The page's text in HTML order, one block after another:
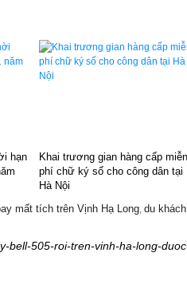
hạn
Khai trương gian hàng cấp
phí chữ ký số cho công dân tại
Hà Nội
mất tích trên Vịnh Hạ Long, du khách
bell-505-roi-tren-vinh-ha-long-